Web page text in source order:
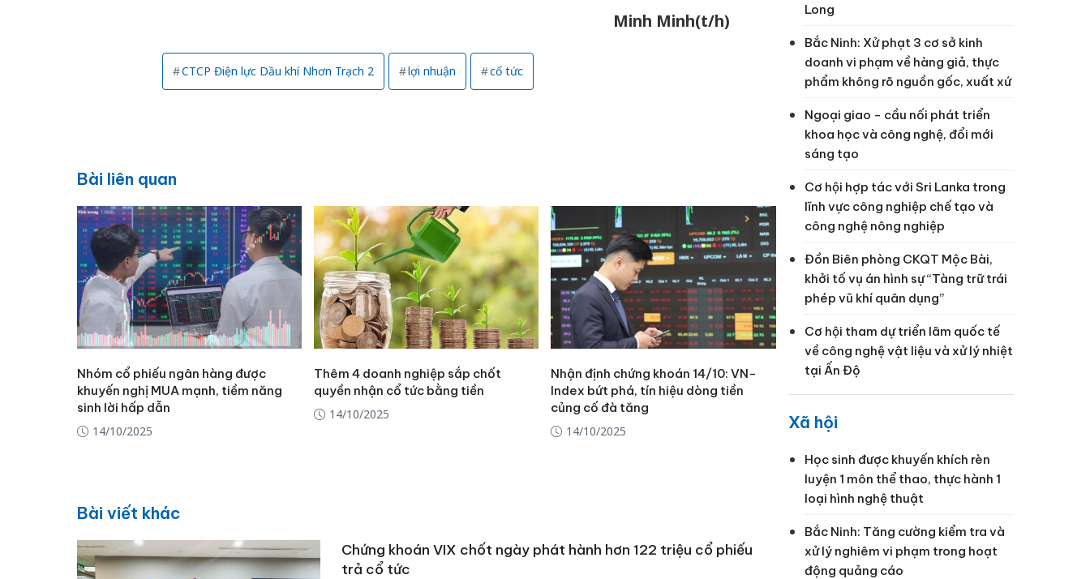
Minh Minh(t/h)
CTCP Điện lực Dầu khí Nhơn Trạch 2 lợi nhuận cổ tức
Bài liên quan
Nhóm cổ phiếu ngân hàng được
khuyến nghị MUA mạnh, tiềm năng
sinh lời hấp dẫn
14/10/2025
Thêm 4 doanh nghiệp sắp chốt
quyền nhận cổ tức bằng tiền
14/10/2025
Nhận định chứng khoán 14/10: VN-
Index bứt phá, tín hiệu dòng tiền
củng cố đà tăng
14/10/2025
Bài viết khác
Chứng khoán VIX chốt ngày phát hành hơn 122 triệu cổ phiếu
trả cổ tức
Long
Bắc Ninh: Xử phạt 3 cơ sở kinh
doanh vi phạm về hàng giả, thực
phẩm không rõ nguồn gốc, xuất xứ
Ngoại giao - cầu nối phát triển
khoa học và công nghệ, đổi mới
sáng tạo
Cơ hội hợp tác với Sri Lanka trong
lĩnh vực công nghiệp chế tạo và
công nghệ nông nghiệp
Đồn Biên phòng CKQT Mộc Bài,
khởi tố vụ án hình sự “Tàng trữ trái
phép vũ khí quân dụng”
Cơ hội tham dự triển lãm quốc tế
về công nghệ vật liệu và xử lý nhiệt
tại Ấn Độ
Xã hội
Học sinh được khuyến khích rèn
luyện 1 môn thể thao, thực hành 1
loại hình nghệ thuật
Bắc Ninh: Tăng cường kiểm tra và
xử lý nghiêm vi phạm trong hoạt
động quảng cáo